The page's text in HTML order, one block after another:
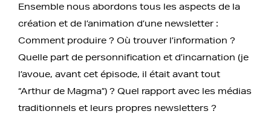
Ensemble nous abordons tous les aspects de la
création et de l’animation d’une newsletter :
Comment produire ? Où trouver l’information ?
Quelle part de personnification et d’incarnation (je
l’avoue, avant cet épisode, il était avant tout
“Arthur de Magma”) ? Quel rapport avec les médias
traditionnels et leurs propres newsletters ?